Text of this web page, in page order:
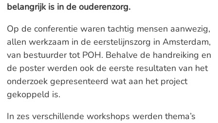
belangrijk is in de ouderenzorg.
Op de conferentie waren tachtig mensen aanwezig,
allen werkzaam in de eerstelijnszorg in Amsterdam,
van bestuurder tot POH. Behalve de handreiking en
de poster werden ook de eerste resultaten van het
onderzoek gepresenteerd wat aan het project
gekoppeld is.
In zes verschillende workshops werden thema’s